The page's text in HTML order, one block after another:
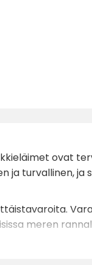
ovat
ja turvallinen, ja
meren